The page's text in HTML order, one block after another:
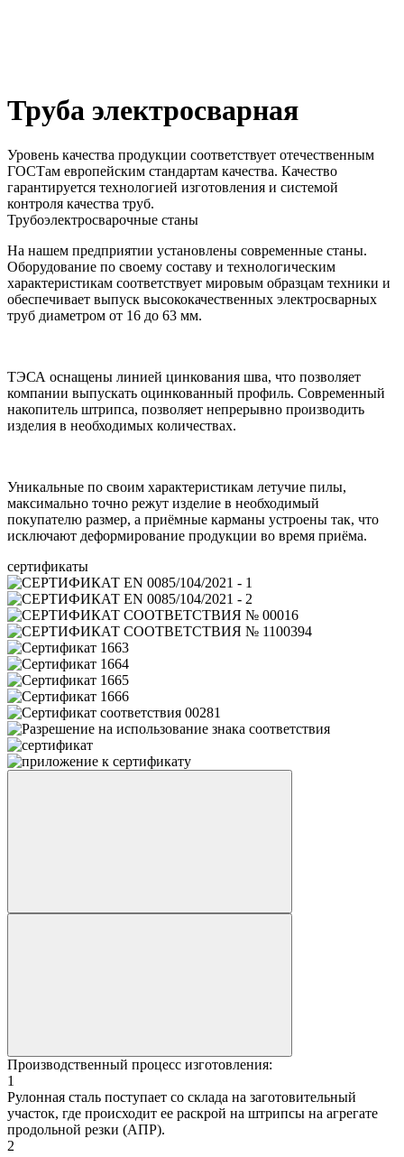
Труба электросварная
Уровень качества продукции соответствует отечественным
ГОСТам европейским стандартам качества. Качество
гарантируется технологией изготовления и системой
контроля качества труб.
Трубоэлектросварочные станы
На нашем предприятии установлены современные станы.
Оборудование по своему составу и технологическим
характеристикам соответствует мировым образцам техники и
обеспечивает выпуск высококачественных электросварных
труб диаметром от 16 до 63 мм.
ТЭСА оснащены линией цинкования шва, что позволяет
компании выпускать оцинкованный профиль. Современный
накопитель штрипса, позволяет непрерывно производить
изделия в необходимых количествах.
Уникальные по своим характеристикам летучие пилы,
максимально точно режут изделие в необходимый
покупателю размер, а приёмные карманы устроены так, что
исключают деформирование продукции во время приёма.
сертификаты
Производственный процесс изготовления:
1
Рулонная сталь поступает со склада на заготовительный
участок, где происходит ее раскрой на штрипсы на агрегате
продольной резки (АПР).
2